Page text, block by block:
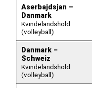
Aserbajdsjan –
Danmark
Kvindelandshold
(volleyball)
Danmark –
Schweiz
Kvindelandshold
(volleyball)